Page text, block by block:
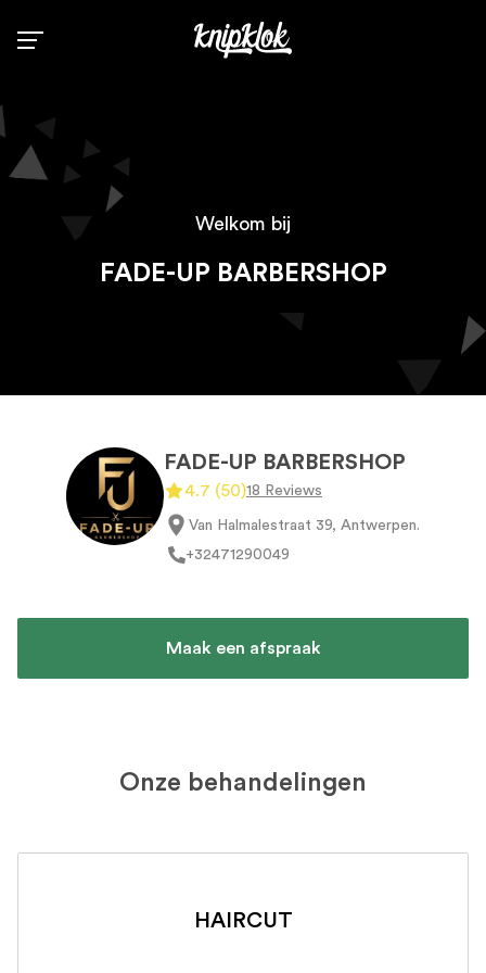
Info
Welkom bij
FADE-UP BARBERSHOP
FADE-UP BARBERSHOP
4.7 (50)18 Reviews
Van Halmalestraat 39, Antwerpen.
+32471290049
Maak een afspraak
Onze behandelingen
HAIRCUT